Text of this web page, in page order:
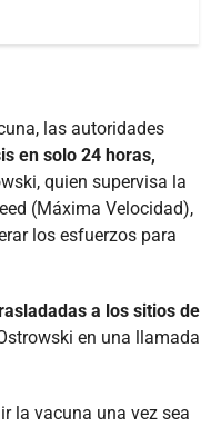
las autoridades
en solo 24 horas,
quien supervisa la
(Máxima Velocidad),
los esfuerzos para
a los sitios de
en una llamada
la vacuna una vez sea